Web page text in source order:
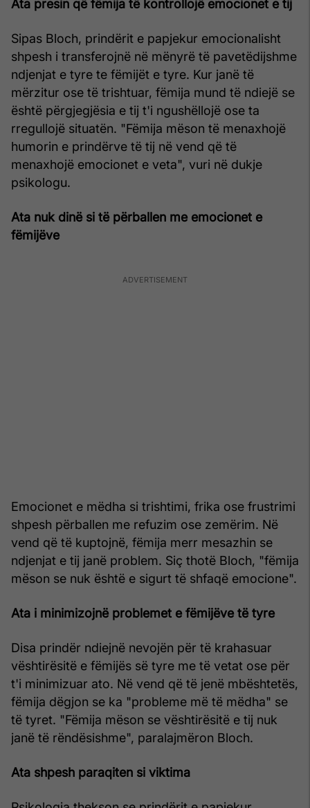
Ata presin që fëmija të kontrollojë emocionet e tij
Sipas Bloch, prindërit e papjekur emocionalisht
shpesh i transferojnë në mënyrë të pavetëdijshme
ndjenjat e tyre te fëmijët e tyre. Kur janë të
mërzitur ose të trishtuar, fëmija mund të ndiejë se
është përgjegjësia e tij t'i ngushëllojë ose ta
rregullojë situatën. "Fëmija mëson të menaxhojë
humorin e prindërve të tij në vend që të
menaxhojë emocionet e veta", vuri në dukje
psikologu.
Ata nuk dinë si të përballen me emocionet e
fëmijëve
Emocionet e mëdha si trishtimi, frika ose frustrimi
shpesh përballen me refuzim ose zemërim. Në
vend që të kuptojnë, fëmija merr mesazhin se
ndjenjat e tij janë problem. Siç thotë Bloch, "fëmija
mëson se nuk është e sigurt të shfaqë emocione".
Ata i minimizojnë problemet e fëmijëve të tyre
Disa prindër ndiejnë nevojën për të krahasuar
vështirësitë e fëmijës së tyre me të vetat ose për
t'i minimizuar ato. Në vend që të jenë mbështetës,
fëmija dëgjon se ka "probleme më të mëdha" se
të tyret. "Fëmija mëson se vështirësitë e tij nuk
janë të rëndësishme", paralajmëron Bloch.
Ata shpesh paraqiten si viktima